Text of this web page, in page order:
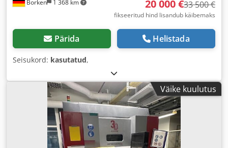
Borken 1 368 km 20 000 €33 500 €
fikseeritud hind lisandub käibemaks
Pärida Helistada
Seisukord: kasutatud,
Väike kuulutus